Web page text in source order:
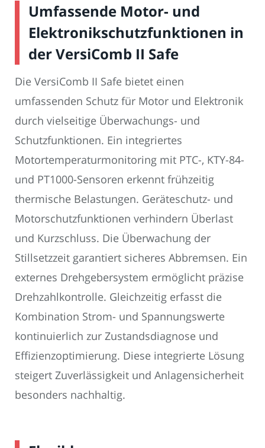
Umfassende Motor- und
Elektronikschutzfunktionen in
der VersiComb II Safe
Die VersiComb II Safe bietet einen
umfassenden Schutz für Motor und Elektronik
durch vielseitige Überwachungs- und
Schutzfunktionen. Ein integriertes
Motortemperaturmonitoring mit PTC-, KTY-84-
und PT1000-Sensoren erkennt frühzeitig
thermische Belastungen. Geräteschutz- und
Motorschutzfunktionen verhindern Überlast
und Kurzschluss. Die Überwachung der
Stillsetzzeit garantiert sicheres Abbremsen. Ein
externes Drehgebersystem ermöglicht präzise
Drehzahlkontrolle. Gleichzeitig erfasst die
Kombination Strom- und Spannungswerte
kontinuierlich zur Zustandsdiagnose und
Effizienzoptimierung. Diese integrierte Lösung
steigert Zuverlässigkeit und Anlagensicherheit
besonders nachhaltig.